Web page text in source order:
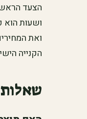
הצעד
ושעות הוא
ואת
הקנייה